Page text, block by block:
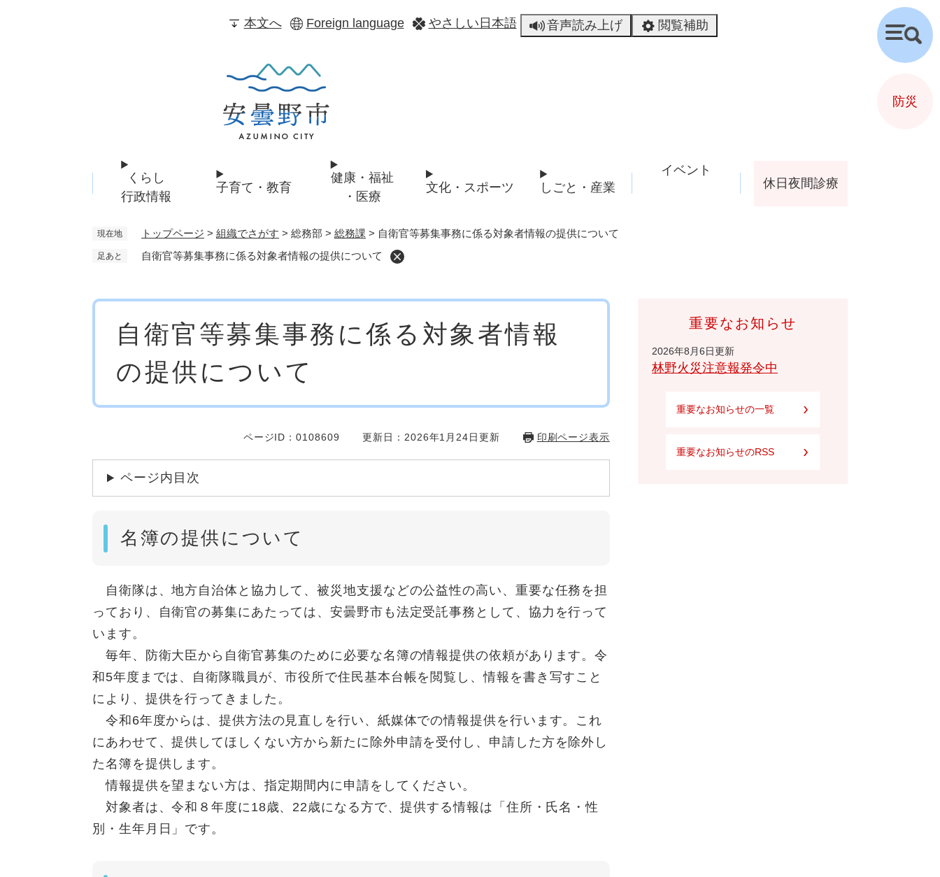
本文へ Foreign language やさしい日本語 音声読み上げ 閲覧補助
くらし
行政情報
子育て・教育
健康・福祉
・医療
文化・スポーツ しごと・産業
イベント
休日夜間診療
現在地 トップページ > 組織でさがす > 総務部 > 総務課 > 自衛官等募集事務に係る対象者情報の提供について
足あと 自衛官等募集事務に係る対象者情報の提供について
自衛官等募集事務に係る対象者情報
の提供について
ページID：0108609 更新日：2026年1月24日更新 印刷ページ表示
ページ内目次
名簿の提供について
自衛隊は、地方自治体と協力して、被災地支援などの公益性の高い、重要な任務を担
っており、自衛官の募集にあたっては、安曇野市も法定受託事務として、協力を行って
います。
毎年、防衛大臣から自衛官募集のために必要な名簿の情報提供の依頼があります。令
和5年度までは、自衛隊職員が、市役所で住民基本台帳を閲覧し、情報を書き写すこと
により、提供を行ってきました。
令和6年度からは、提供方法の見直しを行い、紙媒体での情報提供を行います。これ
にあわせて、提供してほしくない方から新たに除外申請を受付し、申請した方を除外し
た名簿を提供します。
情報提供を望まない方は、指定期間内に申請をしてください。
対象者は、令和８年度に18歳、22歳になる方で、提供する情報は「住所・氏名・性
別・生年月日」です。
重要なお知らせ
2026年8月6日更新
林野火災注意報発令中
重要なお知らせの一覧
重要なお知らせのRSS
検
索
防災